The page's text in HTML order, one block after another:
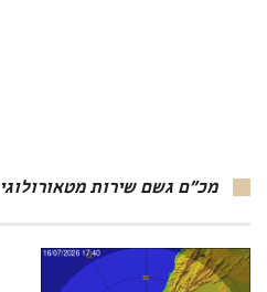
מכ"ם גשם שירות מטאורולוגי